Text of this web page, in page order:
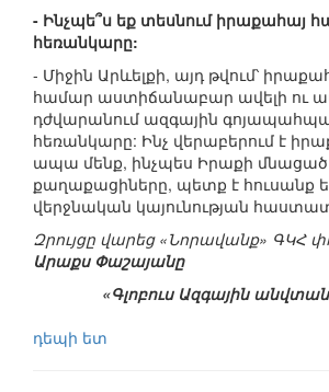
- Ինչպե՞ս եք տեսնում իրաքահայ
հեռանկարը:
- Միջին Արևելքի, այդ թվում՝
համար աստիճանաբար ավելի ու
դժվարանում ազգային
հեռանկարը: Ինչ վերաբերում է
ապա մենք, ինչպես Իրաքի մնացած
քաղաքացիները, պետք է հուսանք
վերջնական կայունության
Զրույցը վարեց «Նորավանք» ԳԿՀ
Արաքս Փաշայանը
«Գլոբուս Ազգային
դեպի ետ